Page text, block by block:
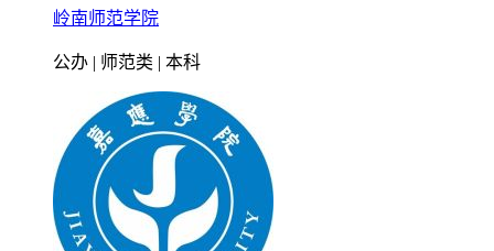
岭南师范学院
公办 | 师范类 | 本科